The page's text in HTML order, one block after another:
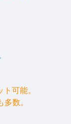
可能。
数。